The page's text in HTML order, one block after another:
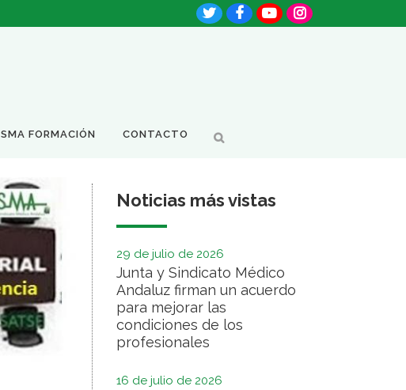
SMA FORMACIÓN CONTACTO
Noticias más vistas
29 de julio de 2026
Junta y Sindicato Médico
Andaluz firman un acuerdo
para mejorar las
condiciones de los
profesionales
16 de julio de 2026